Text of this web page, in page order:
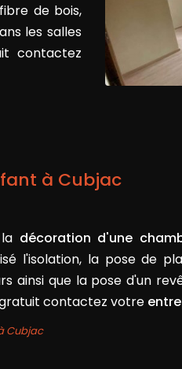
de bois,
les salles
contactez
à Cubjac
décoration d'une
l'isolation, la pose de
ainsi que la pose d'un
contactez votre
Cubjac